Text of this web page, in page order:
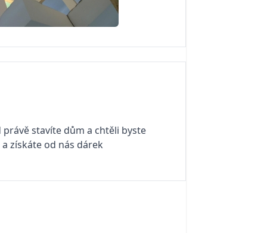
právě stavíte dům a chtěli byste
získáte od nás dárek